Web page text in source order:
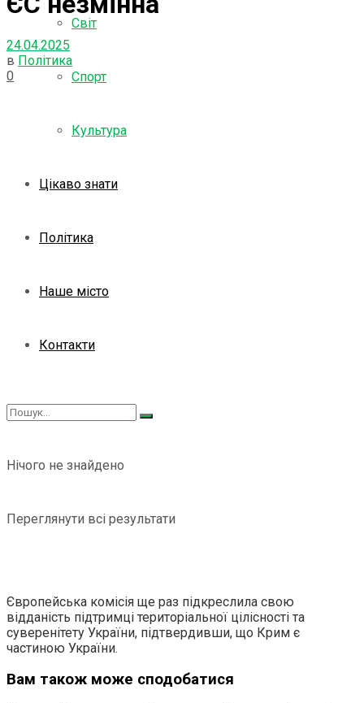
Світ
Спорт
Культура
Цікаво знати
Політика
Наше місто
Контакти
Нічого не знайдено
Переглянути всі результати
24.04.2025
в Політика
0
Європейська комісія ще раз підкреслила свою
відданість підтримці територіальної цілісності та
суверенітету України, підтвердивши, що Крим є
частиною України.
Вам також може сподобатися